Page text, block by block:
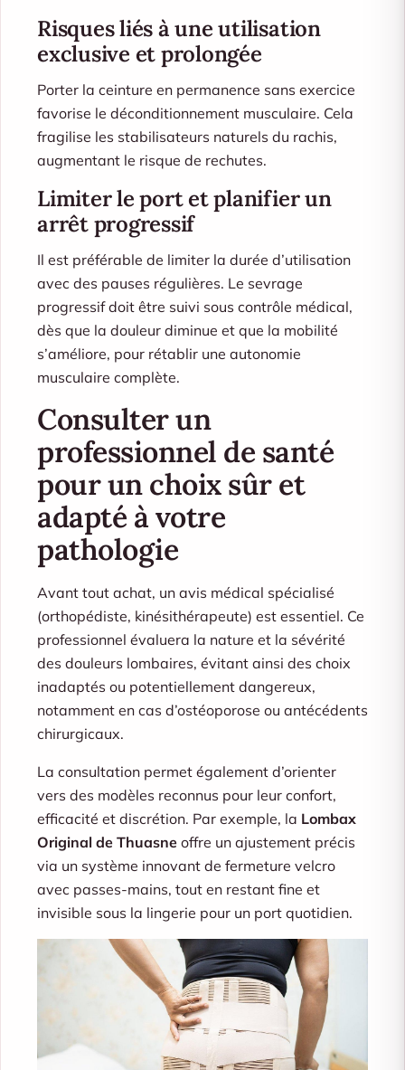
Risques liés à une utilisation
exclusive et prolongée
Porter la ceinture en permanence sans exercice
favorise le déconditionnement musculaire. Cela
fragilise les stabilisateurs naturels du rachis,
augmentant le risque de rechutes.
Limiter le port et planifier un
arrêt progressif
Il est préférable de limiter la durée d’utilisation
avec des pauses régulières. Le sevrage
progressif doit être suivi sous contrôle médical,
dès que la douleur diminue et que la mobilité
s’améliore, pour rétablir une autonomie
musculaire complète.
Consulter un
professionnel de santé
pour un choix sûr et
adapté à votre
pathologie
Avant tout achat, un avis médical spécialisé
(orthopédiste, kinésithérapeute) est essentiel. Ce
professionnel évaluera la nature et la sévérité
des douleurs lombaires, évitant ainsi des choix
inadaptés ou potentiellement dangereux,
notamment en cas d’ostéoporose ou antécédents
chirurgicaux.
La consultation permet également d’orienter
vers des modèles reconnus pour leur confort,
efficacité et discrétion. Par exemple, la Lombax
Original de Thuasne offre un ajustement précis
via un système innovant de fermeture velcro
avec passes-mains, tout en restant fine et
invisible sous la lingerie pour un port quotidien.